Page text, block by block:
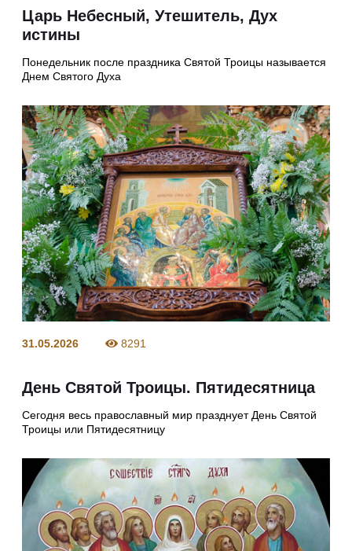
Царь Небесный, Утешитель, Дух
истины
Понедельник после праздника Святой Троицы называется
Днем Святого Духа
31.05.2026 8291
День Святой Троицы. Пятидесятница
Сегодня весь православный мир празднует День Святой
Троицы или Пятидесятницу